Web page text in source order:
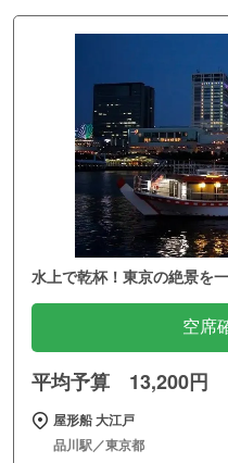
水上で乾杯！東京の絶景を
空席
平均予算 13,200円
屋形船 大江戸
品川駅／東京都